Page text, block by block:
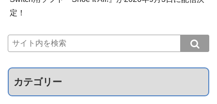
定！
カテゴリー